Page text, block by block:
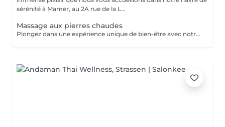
sérénité à Mamer, au 2A rue de la L...
Massage aux pierres chaudes
Plongez dans une expérience unique de bien-être avec notre massage aux pierres chaudes. Cette pratique traditionnelle repose sur l'utilisation de pierres de basalte chauffées dans un bain d'eau chaude à température constante. Ces pierres sont ensuite utilisées pour induire des effets physiologiques de détente et de détoxification pendant le massage. Allongé(e) sur les pierres, enveloppé(e) dans un drap adapté à votre morphologie, vous ressentirez une chaleur enveloppante, une véritable sensation de mini-sauna, idéale pour vous réchauffer en hiver. Ce soin unique vous plongera dans une expérience sensorielle exceptionnelle, combinant des sensations contrastées, des stimuli répétés et une profonde relaxation. Le massage aux pierres chaudes diffère considérablement des massages manuels traditionnels, offrant une expérience inoubliable. Soins proposé uniquement de fin octobre à Mars afin de pouvoir bénéficier de tous les bienfaits de celui-ci Pour prolonger ces moments de bien-être, nous vous invitons à découvrir nos cartes FORFAITS, conçues pour vous offrir des avantages exclusifs. Pour plus d'informations, visitez notre page Forfaits. Parfait aussi comme idée cadeau sur mesure. Pour en savoir plus, cliquez ici : https://www.oxyzen.lu Veuillez noter que ce massage est déconseillé aux femmes enceintes. Avertissement : Nos soins sont dédiés au bien-être et à la relaxation. Ils ne remplacent pas un suivi médical et ne relèvent pas de la kinésithérapie.